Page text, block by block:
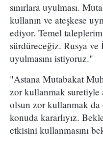
sınırlara uyulması.
kullanın ve ateşkese
ediyor. Temel
sürdüreceğiz. Rusya
uyulmasını istiyoruz."
"Astana Mutabakat
zor kullanmak suretiyle
olsun zor kullanmak da
konuda kararlıyız.
etkisini kullanmasını